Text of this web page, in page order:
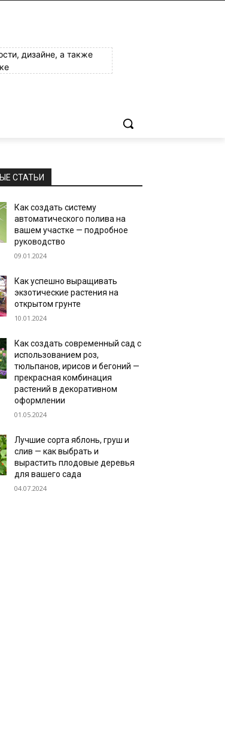
дизайне, а также
СТАТЬИ
Как создать систему
автоматического полива на
вашем участке — подробное
руководство
09.01.2024
Как успешно выращивать
экзотические растения на
открытом грунте
10.01.2024
Как создать современный сад с
использованием роз,
тюльпанов, ирисов и бегоний —
прекрасная комбинация
растений в декоративном
оформлении
01.05.2024
Лучшие сорта яблонь, груш и
слив — как выбрать и
вырастить плодовые деревья
для вашего сада
04.07.2024